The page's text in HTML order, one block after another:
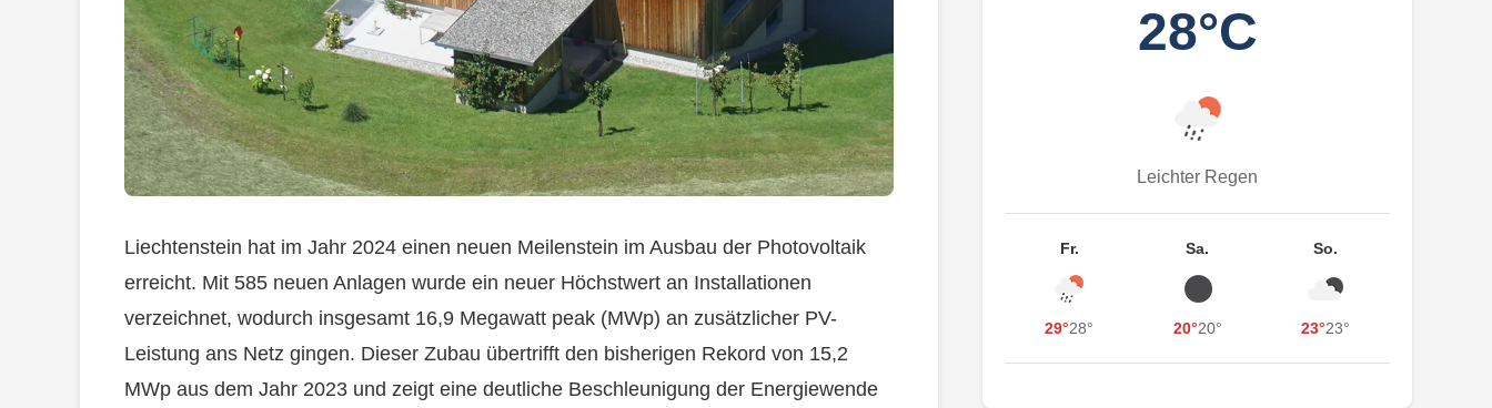
Liechtenstein hat im Jahr 2024 einen neuen Meilenstein im Ausbau der Photovoltaik
erreicht. Mit 585 neuen Anlagen wurde ein neuer Höchstwert an Installationen
verzeichnet, wodurch insgesamt 16,9 Megawatt peak (MWp) an zusätzlicher PV-
Leistung ans Netz gingen. Dieser Zubau übertrifft den bisherigen Rekord von 15,2
MWp aus dem Jahr 2023 und zeigt eine deutliche Beschleunigung der Energiewende
28°C
Leichter Regen
Fr.
29°28°
Sa.
20°20°
So.
23°23°